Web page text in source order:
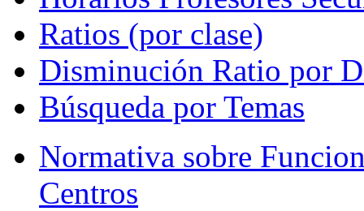
Ratios (por clase)
Disminución Ratio por
Búsqueda por Temas
Normativa sobre
Centros